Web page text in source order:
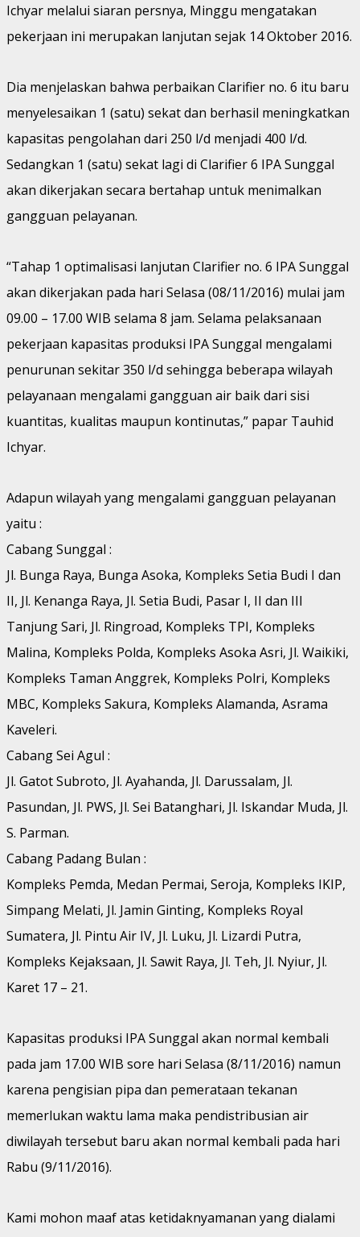
Ichyar melalui siaran persnya, Minggu mengatakan
pekerjaan ini merupakan lanjutan sejak 14 Oktober 2016.
Dia menjelaskan bahwa perbaikan Clarifier no. 6 itu baru
menyelesaikan 1 (satu) sekat dan berhasil meningkatkan
kapasitas pengolahan dari 250 l/d menjadi 400 l/d.
Sedangkan 1 (satu) sekat lagi di Clarifier 6 IPA Sunggal
akan dikerjakan secara bertahap untuk menimalkan
gangguan pelayanan.
“Tahap 1 optimalisasi lanjutan Clarifier no. 6 IPA Sunggal
akan dikerjakan pada hari Selasa (08/11/2016) mulai jam
09.00 – 17.00 WIB selama 8 jam. Selama pelaksanaan
pekerjaan kapasitas produksi IPA Sunggal mengalami
penurunan sekitar 350 l/d sehingga beberapa wilayah
pelayanaan mengalami gangguan air baik dari sisi
kuantitas, kualitas maupun kontinutas,” papar Tauhid
Ichyar.
Adapun wilayah yang mengalami gangguan pelayanan
yaitu :
Cabang Sunggal :
Jl. Bunga Raya, Bunga Asoka, Kompleks Setia Budi I dan
II, Jl. Kenanga Raya, Jl. Setia Budi, Pasar I, II dan III
Tanjung Sari, Jl. Ringroad, Kompleks TPI, Kompleks
Malina, Kompleks Polda, Kompleks Asoka Asri, Jl. Waikiki,
Kompleks Taman Anggrek, Kompleks Polri, Kompleks
MBC, Kompleks Sakura, Kompleks Alamanda, Asrama
Kaveleri.
Cabang Sei Agul :
Jl. Gatot Subroto, Jl. Ayahanda, Jl. Darussalam, Jl.
Pasundan, Jl. PWS, Jl. Sei Batanghari, Jl. Iskandar Muda, Jl.
S. Parman.
Cabang Padang Bulan :
Kompleks Pemda, Medan Permai, Seroja, Kompleks IKIP,
Simpang Melati, Jl. Jamin Ginting, Kompleks Royal
Sumatera, Jl. Pintu Air IV, Jl. Luku, Jl. Lizardi Putra,
Kompleks Kejaksaan, Jl. Sawit Raya, Jl. Teh, Jl. Nyiur, Jl.
Karet 17 – 21.
Kapasitas produksi IPA Sunggal akan normal kembali
pada jam 17.00 WIB sore hari Selasa (8/11/2016) namun
karena pengisian pipa dan pemerataan tekanan
memerlukan waktu lama maka pendistribusian air
diwilayah tersebut baru akan normal kembali pada hari
Rabu (9/11/2016).
Kami mohon maaf atas ketidaknyamanan yang dialami